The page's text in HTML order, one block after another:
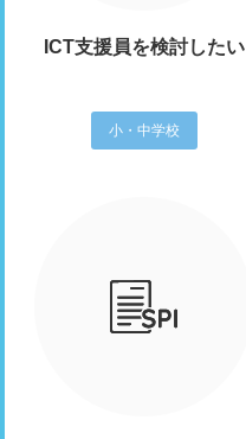
ICT支援員を検討したい
小・中学校